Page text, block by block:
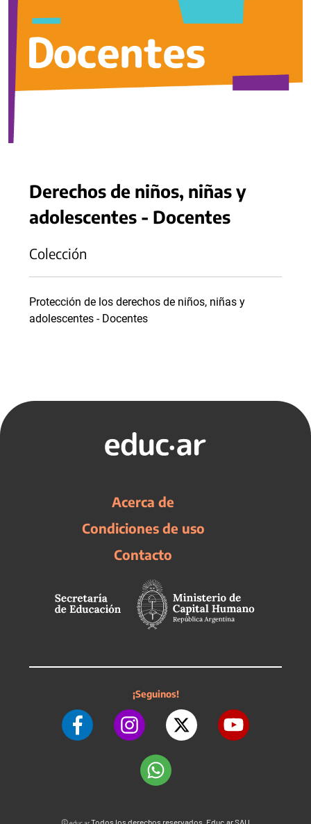
Derechos de niños, niñas y
adolescentes - Docentes
Colección
Protección de los derechos de niños, niñas y
adolescentes - Docentes
Acerca de
Condiciones de uso
Contacto
¡Seguinos!
© Todos los derechos reservados. Educ.ar SAU